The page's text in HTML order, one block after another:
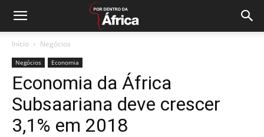
Início Negócios
Negócios Economia
Economia da África
Subsaariana deve crescer
3,1% em 2018